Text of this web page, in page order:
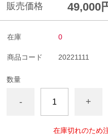
販売価格 49,000
在庫 0
商品コード 20221111
数量
- +
在庫切れのため